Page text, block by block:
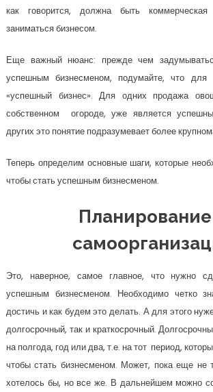
как говорится, должна быть
заниматься бизнесом.
Еще важный нюанс: прежде чем
успешным бизнесменом, подумайте, что для
«успешный бизнес». Для одних продажа
собственном огороде, уже является
других это понятие подразумевает более
Теперь определим основные шаги, которые
чтобы стать успешным бизнесменом.
Это, наверное, самое главное, что нужно
успешным бизнесменом. Необходимо четко
достичь и как будем это делать. А для этого
долгосрочный, так и краткосрочный.
на полгода, год или два, т.е. на тот период,
чтобы стать бизнесменом. Может, пока еще не
хотелось бы, но все же. В дальнейшем можно